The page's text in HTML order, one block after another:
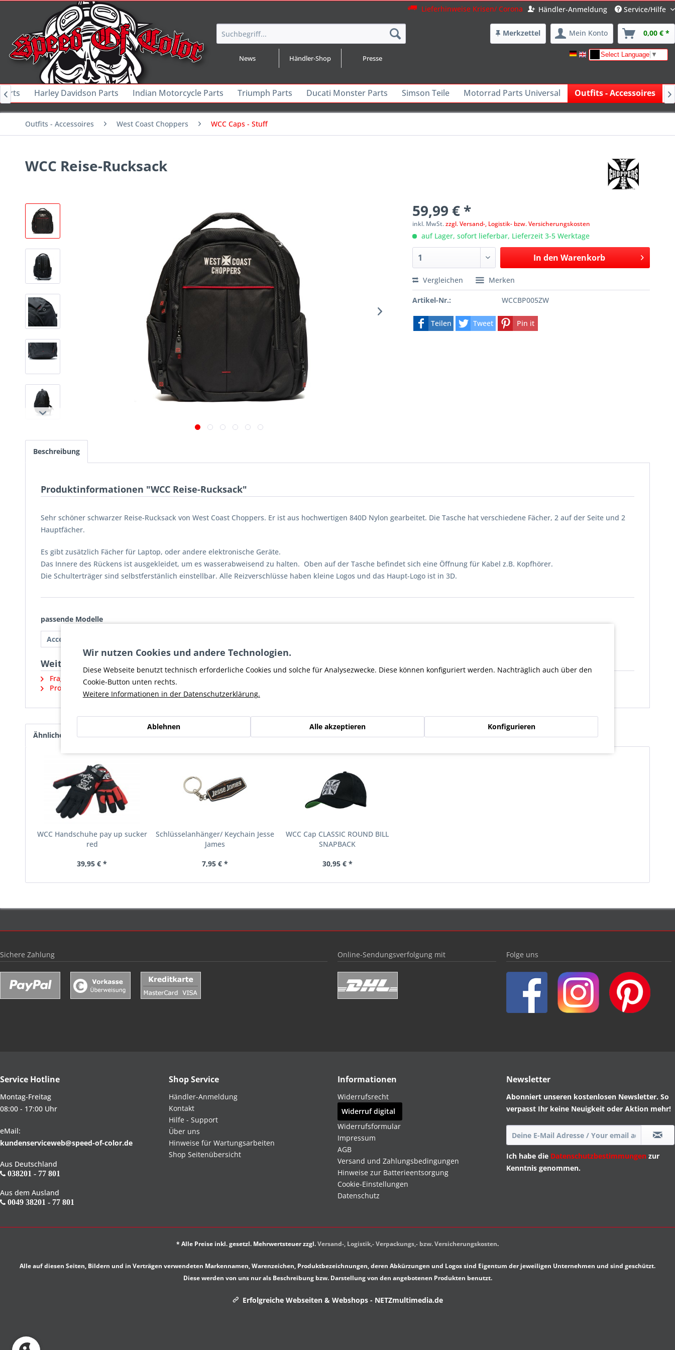
Lieferhinweise Krisen/ Corona Händler-Anmeldung Service/Hilfe
News Händler-Shop Presse
Merkzettel Mein Konto 0,00 € *
Select Language ▼
Harley Davidson Parts Indian Motorcycle Parts Triumph Parts Ducati Monster Parts Simson Teile Motorrad Parts Universal Outfits - Accessoires
 
Outfits - Accessoires West Coast Choppers WCC Caps - Stuff
WCC Reise-Rucksack
59,99 € *
inkl. MwSt.zzgl. Versand-, Logistik- bzw. Versicherungskosten
auf Lager, sofort lieferbar, Lieferzeit 3-5 Werktage
In den Warenkorb
Vergleichen Merken
Artikel-Nr.: WCCBP005ZW
Teilen Tweet Pin it
Beschreibung
Produktinformationen "WCC Reise-Rucksack"
Sehr schöner schwarzer Reise-Rucksack von West Coast Choppers. Er ist aus hochwertigen 840D Nylon gearbeitet. Die Tasche hat verschiedene Fächer, 2 auf der Seite und 2
Hauptfächer.
Es gibt zusätzlich Fächer für Laptop, oder andere elektronische Geräte.
Das Innere des Rückens ist ausgekleidet, um es wasserabweisend zu halten. Oben auf der Tasche befindet sich eine Öffnung für Kabel z.B. Kopfhörer.
Die Schulterträger sind selbstferstänlich einstellbar. Alle Reizverschlüsse haben kleine Logos und das Haupt-Logo ist in 3D.
passende Modelle
Accessoires:
Weiterführende Links zu "WCC Reise-Rucksack"
Fragen zum Artikel?
Produktsicherheit und weitere Artikel vom Hersteller West Coast Choppers Jesse James
Ähnliche Artikel Kunden haben sich ebenfalls angesehen
WCC Handschuhe pay up sucker
red
39,95 € *
Schlüsselanhänger/ Keychain Jesse
James
7,95 € *
WCC Cap CLASSIC ROUND BILL
SNAPBACK
30,95 € *
Sichere Zahlung Online-Sendungsverfolgung mit Folge uns
Service Hotline
Montag-Freitag
08:00 - 17:00 Uhr
eMail:
kundenserviceweb@speed-of-color.de
Aus Deutschland
038201 - 77 801
Aus dem Ausland
0049 38201 - 77 801
Shop Service
Händler-Anmeldung
Kontakt
Hilfe - Support
Über uns
Hinweise für Wartungsarbeiten
Shop Seitenübersicht
Informationen
Widerrufsrecht
Widerruf digital
Widerrufsformular
Impressum
AGB
Versand und Zahlungsbedingungen
Hinweise zur Batterieentsorgung
Cookie-Einstellungen
Datenschutz
Newsletter
Abonniert unseren kostenlosen Newsletter. So
verpasst Ihr keine Neuigkeit oder Aktion mehr!
Ich habe die Datenschutzbestimmungen zur
Kenntnis genommen.
* Alle Preise inkl. gesetzl. Mehrwertsteuer zzgl.Versand-, Logistik,- Verpackungs,- bzw. Versicherungskosten.
Alle auf diesen Seiten, Bildern und in Verträgen verwendeten Markennamen, Warenzeichen, Produktbezeichnungen, deren Abkürzungen und Logos sind Eigentum der jeweiligen Unternehmen und sind geschützt.
Diese werden von uns nur als Beschreibung bzw. Darstellung von den angebotenen Produkten benutzt.
Erfolgreiche Webseiten & Webshops - NETZmultimedia.de
Wir nutzen Cookies und andere Technologien.
Diese Webseite benutzt technisch erforderliche Cookies und solche für Analysezwecke. Diese können konfiguriert werden. Nachträglich auch über den
Cookie-Button unten rechts.
Weitere Informationen in der Datenschutzerklärung.
Ablehnen Alle akzeptieren Konfigurieren